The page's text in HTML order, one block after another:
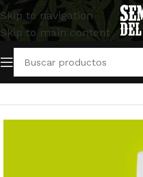
Skip to navigation
Skip to main content
Inicio/Artículos Indoor/